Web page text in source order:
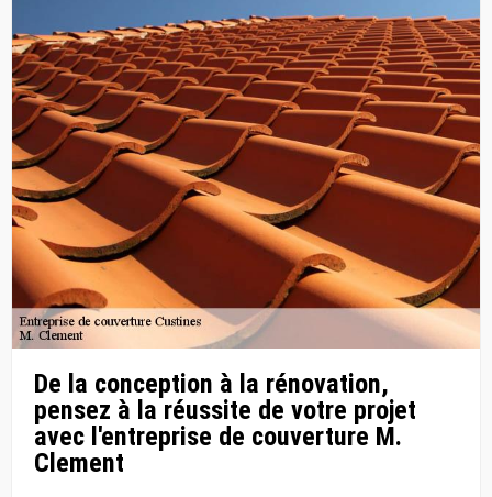
De la conception à la rénovation,
pensez à la réussite de votre projet
avec l'entreprise de couverture M.
Clement